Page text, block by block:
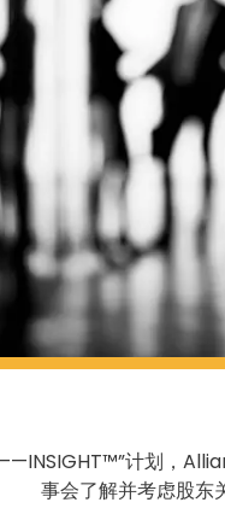
计划，
事会了解并考虑股东